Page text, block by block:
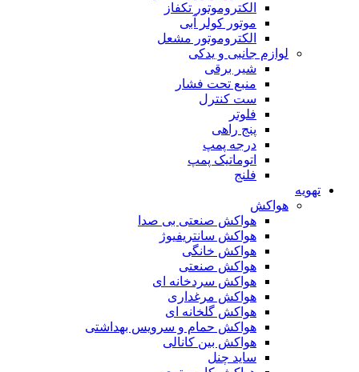
الکتروموتور تکفاز
موتور کولر آبی
الکتروموتور مشعل
لوازم جانبی و یدکی
شیر برقی
منبع تحت فشار
ست کنترل
فلوتر
پنج راهی
درجه پمپ
اتوماتیک پمپ
فلنج
تهویه
هواکش
هواکش صنعتی بی صدا
هواکش سانتریفیوژ
هواکش خانگی
هواکش صنعتی
هواکش سردخانه ای
هواکش مرغداری
هواکش گلخانه ای
هواکش حمام و سرویس بهداشتی
هواکش بین کانالی
ساید چنل